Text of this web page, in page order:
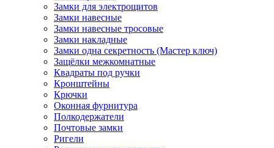
Замки для электрощитов
Замки навесные
Замки навесные тросовые
Замки накладные
Замки одна секретность (Мастер ключ)
Защёлки межкомнатные
Квадраты под ручки
Кронштейны
Крючки
Оконная фурнитура
Полкодержатели
Почтовые замки
Ригели